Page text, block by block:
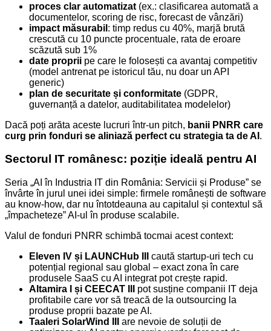
proces clar automatizat (ex.: clasificarea automată a
documentelor, scoring de risc, forecast de vânzări)
impact măsurabil : timp redus cu 40%, marjă brută
crescută cu 10 puncte procentuale, rata de eroare
scăzută sub 1%
date proprii pe care le folosești ca avantaj competitiv
(model antrenat pe istoricul tău, nu doar un API
generic)
plan de securitate și conformitate (GDPR,
guvernanță a datelor, auditabilitatea modelelor)
Dacă poți arăta aceste lucruri într-un pitch, banii PNRR care
curg prin fonduri se aliniază perfect cu strategia ta de AI .
Sectorul IT românesc: poziție ideală pentru AI
Seria „AI în Industria IT din România: Servicii și Produse” se
învârte în jurul unei idei simple: firmele românești de software
au know-how, dar nu întotdeauna au capitalul și contextul să
„împacheteze” AI-ul în produse scalabile.
Valul de fonduri PNRR schimbă tocmai acest context:
Eleven IV și LAUNCHub III
caută startup-uri tech cu
potențial regional sau global – exact zona în care
produsele SaaS cu AI integrat pot crește rapid.
Altamira I și CEECAT III
pot susține companii IT deja
profitabile care vor să treacă de la outsourcing la
produse proprii bazate pe AI.
Taaleri SolarWind III
are nevoie de soluții de